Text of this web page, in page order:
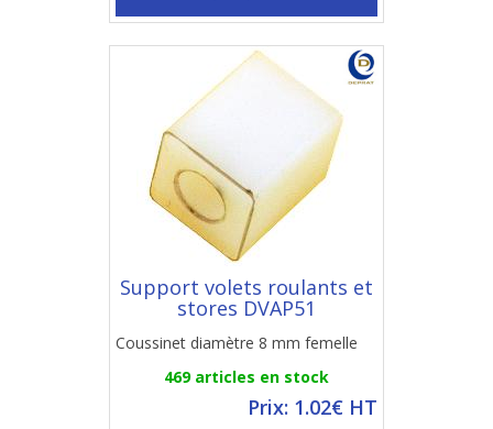
Support volets roulants et
stores DVAP51
Coussinet diamètre 8 mm femelle
469 articles en stock
Prix: 1.02€ HT